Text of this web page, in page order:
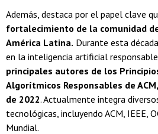
Además, destaca por el papel clave
fortalecimiento de la comunidad
América Latina. Durante esta
en la inteligencia artificial
principales autores de los
Algorítmicos Responsables de
de 2022. Actualmente integra
tecnológicas, incluyendo ACM, IEEE,
Mundial.